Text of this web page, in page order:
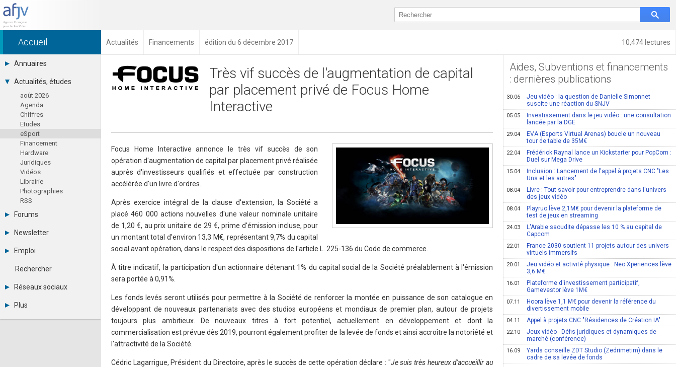
10,474 lectures
Accueil Actualités Financements édition du 6 décembre 2017
Annuaires
Toutes les sociétés (691)
Studios (418)
Editeurs (49)
Distributeurs (16)
Hard. / Accessoires (10)
Middlewares (15)
Prestataires (99)
Assoc. / Syndicats (21)
Formations / Ecoles (46)
Presse spécialisée (17)
Actualités, études
août 2026
Agenda
Chiffres
Etudes
eSport
Financement
Hardware
Juridiques
Vidéos
Librairie
Photographies
RSS
Forums
Tous les forums
Se connecter
Messages privés
Contacter un modérateur
Newsletter
Archives
Abonnement
Emploi
Consulter les annonces
Observatoire de l'emploi
Rechercher
Réseaux sociaux
LinkedIn
Plus
Annonceurs
Très vif succès de l'augmentation de capital
par placement privé de Focus Home
Interactive
Focus Home Interactive annonce le très vif succès de son
opération d'augmentation de capital par placement privé réalisée
auprès d'investisseurs qualifiés et effectuée par construction
accélérée d'un livre d'ordres.
Après exercice intégral de la clause d'extension, la Société a
placé 460 000 actions nouvelles d'une valeur nominale unitaire
de 1,20 €, au prix unitaire de 29 €, prime d'émission incluse, pour
un montant total d'environ 13,3 M€, représentant 9,7% du capital
social avant opération, dans le respect des dispositions de l'article L. 225-136 du Code de commerce.
À titre indicatif, la participation d'un actionnaire détenant 1% du capital social de la Société préalablement à l'émission
sera portée à 0,91%.
Les fonds levés seront utilisés pour permettre à la Société de renforcer la montée en puissance de son catalogue en
développant de nouveaux partenariats avec des studios européens et mondiaux de premier plan, autour de projets
toujours plus ambitieux. De nouveaux titres à fort potentiel, actuellement en développement et dont la
commercialisation est prévue dès 2019, pourront également profiter de la levée de fonds et ainsi accroître la notoriété et
l'attractivité de la Société.
Cédric Lagarrigue, Président du Directoire, après le succès de cette opération déclare : "Je suis très heureux d'accueillir au
Aides, Subventions et financements
: dernières publications
30.06
Jeu vidéo : la question de Danielle Simonnet
suscite une réaction du SNJV
05.05
Investissement dans le jeu vidéo : une consultation
lancée par la DGE
29.04
EVA (Esports Virtual Arenas) boucle un nouveau
tour de table de 35M€
22.04
Frédérick Raynal lance un Kickstarter pour PopCorn :
Duel sur Mega Drive
15.04
Inclusion : Lancement de l'appel à projets CNC "Les
Uns et les autres"
08.04
Livre : Tout savoir pour entreprendre dans l'univers
des jeux vidéo
08.04
Playruo lève 2,1M€ pour devenir la plateforme de
test de jeux en streaming
24.03
L'Arabie saoudite dépasse les 10 % au capital de
Capcom
22.01
France 2030 soutient 11 projets autour des univers
virtuels immersifs
20.01
Jeu vidéo et activité physique : Neo Xperiences lève
3,6 M€
16.01
Plateforme d'investissement participatif,
Gamevestor lève 1M€
07.11
Hoora lève 1,1 M€ pour devenir la référence du
divertissement mobile
04.11 Appel à projets CNC "Résidences de Création IA"
22.10
Jeux vidéo - Défis juridiques et dynamiques de
marché (conférence)
16.09
Yards conseille ZDT Studio (Zedrimetim) dans le
cadre de sa levée de fonds